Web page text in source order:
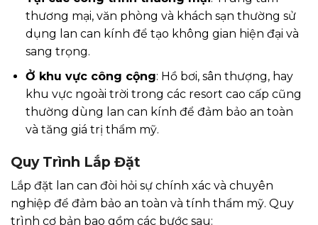
thương mại, văn phòng và khách sạn thường sử
dụng lan can kính để tạo không gian hiện đại và
sang trọng.
Ở khu vực công cộng: Hồ bơi, sân thượng, hay
khu vực ngoài trời trong các resort cao cấp cũng
thường dùng lan can kính để đảm bảo an toàn
và tăng giá trị thẩm mỹ.
Quy Trình Lắp Đặt
Lắp đặt lan can đòi hỏi sự chính xác và chuyên
nghiệp để đảm bảo an toàn và tính thẩm mỹ. Quy
trình cơ bản bao gồm các bước sau: